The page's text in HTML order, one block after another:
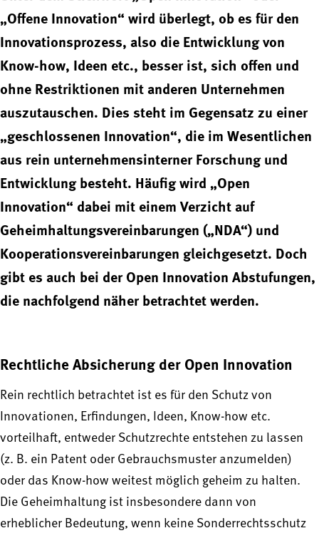
„Offene Innovation“ wird überlegt, ob es für den
Innovationsprozess, also die Entwicklung von
Know-how, Ideen etc., besser ist, sich offen und
ohne Restriktionen mit anderen Unternehmen
auszutauschen. Dies steht im Gegensatz zu einer
„geschlossenen Innovation“, die im Wesentlichen
aus rein unternehmensinterner Forschung und
Entwicklung besteht. Häufig wird „Open
Innovation“ dabei mit einem Verzicht auf
Geheimhaltungsvereinbarungen („NDA“) und
Kooperationsvereinbarungen gleichgesetzt. Doch
gibt es auch bei der Open Innovation Abstufungen,
die nachfolgend näher betrachtet werden.
Rechtliche Absicherung der Open Innovation
Rein rechtlich betrachtet ist es für den Schutz von
Innovationen, Erfindungen, Ideen, Know-how etc.
vorteilhaft, entweder Schutzrechte entstehen zu lassen
(z. B. ein Patent oder Gebrauchsmuster anzumelden)
oder das Know-how weitest möglich geheim zu halten.
Die Geheimhaltung ist insbesondere dann von
erheblicher Bedeutung, wenn keine Sonderrechtsschutz